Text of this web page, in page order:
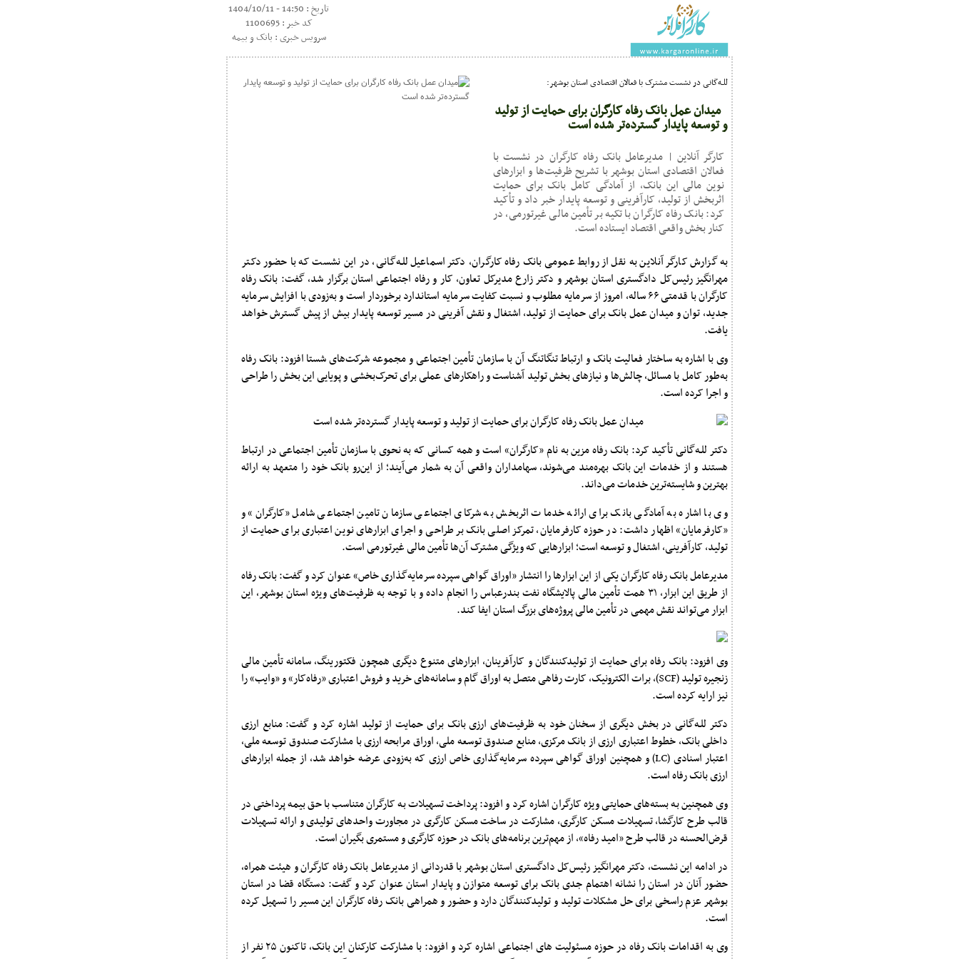
تاریخ : 14:50 - 1404/10/11
کد خبر : 1100695
سرویس خبری : بانک و بیمه
للـه‌گانی در نشست مشترک با فعالان اقتصادی استان بوشهر:
میدان عمل بانک رفاه کارگران برای حمایت از تولید
و توسعه پایدار گسترده‌تر شده است
کارگر آنلاین | مدیرعامل بانک رفاه کارگران در نشست با
فعالان اقتصادی استان بوشهر با تشریح ظرفیت‌ها و ابزارهای
نوین مالی این بانک، از آمادگی کامل بانک برای حمایت
اثربخش از تولید، کارآفرینی و توسعه پایدار خبر داد و تأکید
کرد: بانک رفاه کارگران با تکیه بر تأمین مالی غیرتورمی، در
کنار بخش واقعی اقتصاد ایستاده است.
به گزارش کارگر آنلاین به نقل از روابط عمومی بانک رفاه کارگران، دکتر اسماعیل للـه‌گانی، در این نشست که با حضور دکتر
مهرانگیز رئیس‌کل دادگستری استان بوشهر و دکتر زارع مدیرکل تعاون، کار و رفاه اجتماعی استان برگزار شد، گفت: بانک رفاه
کارگران با قدمتی ۶۶ ساله، امروز از سرمایه مطلوب و نسبت کفایت سرمایه استاندارد برخوردار است و به‌زودی با افزایش سرمایه
جدید، توان و میدان عمل بانک برای حمایت از تولید، اشتغال و نقش آفرینی در مسیر توسعه پایدار بیش از پیش گسترش خواهد
یافت.
وی با اشاره به ساختار فعالیت بانک و ارتباط تنگاتنگ آن با سازمان تأمین اجتماعی و مجموعه شرکت‌های شستا افزود: بانک رفاه
به‌طور کامل با مسائل، چالش‌ها و نیازهای بخش تولید آشناست و راهکارهای عملی برای تحرک‌بخشی و پویایی این بخش را طراحی
و اجرا کرده است.
دکتر للـه‌گانی تأکید کرد: بانک رفاه مزین به نام «کارگران» است و همه کسانی که به نحوی با سازمان تأمین اجتماعی در ارتباط
هستند و از خدمات این بانک بهره‌مند می‌شوند، سهامداران واقعی آن به شمار می‌آیند؛ از این‌رو بانک خود را متعهد به ارائه
بهترین و شایسته‌ترین خدمات می‌داند.
وی با اشاره به آمادگی بانک برای ارائه خدمات اثربخش به شرکای اجتماعی سازمان تامین اجتماعی شامل «کارگران» و
«کارفرمایان» اظهار داشت: در حوزه کارفرمایان، تمرکز اصلی بانک بر طراحی و اجرای ابزارهای نوین اعتباری برای حمایت از
تولید، کارآفرینی، اشتغال و توسعه است؛ ابزارهایی که ویژگی مشترک آن‌ها تأمین مالی غیرتورمی است.
مدیرعامل بانک رفاه کارگران یکی از این ابزارها را انتشار «اوراق گواهی سپرده سرمایه‌گذاری خاص» عنوان کرد و گفت: بانک رفاه
از طریق این ابزار، ۳۱ همت تأمین مالی پالایشگاه نفت بندرعباس را انجام داده و با توجه به ظرفیت‌های ویژه استان بوشهر، این
ابزار می‌تواند نقش مهمی در تأمین مالی پروژه‌های بزرگ استان ایفا کند.
وی افزود: بانک رفاه برای حمایت از تولیدکنندگان و کارآفرینان، ابزارهای متنوع دیگری همچون فکتورینگ، سامانه تأمین مالی
زنجیره تولید (SCF)، برات الکترونیک، کارت رفاهی متصل به اوراق گام و سامانه‌های خرید و فروش اعتباری «رفاه‌کار» و «وایب» را
نیز ارایه کرده است.
دکتر للـه‌گانی در بخش دیگری از سخنان خود به ظرفیت‌های ارزی بانک برای حمایت از تولید اشاره کرد و گفت: منابع ارزی
داخلی بانک، خطوط اعتباری ارزی از بانک مرکزی، منابع صندوق توسعه ملی، اوراق مرابحه ارزی با مشارکت صندوق توسعه ملی،
اعتبار اسنادی (LC) و همچنین اوراق گواهی سپرده سرمایه‌گذاری خاص ارزی که به‌زودی عرضه خواهد شد، از جمله ابزارهای
ارزی بانک رفاه است.
وی همچنین به بسته‌های حمایتی ویژه کارگران اشاره کرد و افزود: پرداخت تسهیلات به کارگران متناسب با حق بیمه پرداختی در
قالب طرح کارگشا، تسهیلات مسکن کارگری، مشارکت در ساخت مسکن کارگری در مجاورت واحدهای تولیدی و ارائه تسهیلات
قرض‌الحسنه در قالب طرح «امید رفاه»، از مهم‌ترین برنامه‌های بانک در حوزه کارگری و مستمری بگیران است.
در ادامه این نشست، دکتر مهرانگیز رئیس‌کل دادگستری استان بوشهر با قدردانی از مدیرعامل بانک رفاه کارگران و هیئت همراه،
حضور آنان در استان را نشانه اهتمام جدی بانک برای توسعه متوازن و پایدار استان عنوان کرد و گفت: دستگاه قضا در استان
بوشهر عزم راسخی برای حل مشکلات تولید و تولیدکنندگان دارد و حضور و همراهی بانک رفاه کارگران این مسیر را تسهیل کرده
است.
وی به اقدامات بانک رفاه در حوزه مسئولیت های اجتماعی اشاره کرد و افزود: با مشارکت کارکنان این بانک، تاکنون ۲۵ نفر از